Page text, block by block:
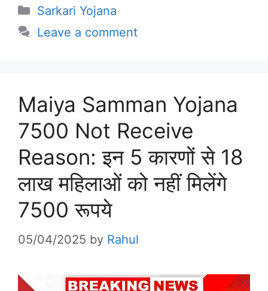
Categories
Sarkari Yojana
Leave a comment
Maiya Samman Yojana
7500 Not Receive
Reason: इन 5 कारणों से 18
लाख महिलाओं को नहीं मिलेंगे
7500 रूपये
05/04/2025 by Rahul